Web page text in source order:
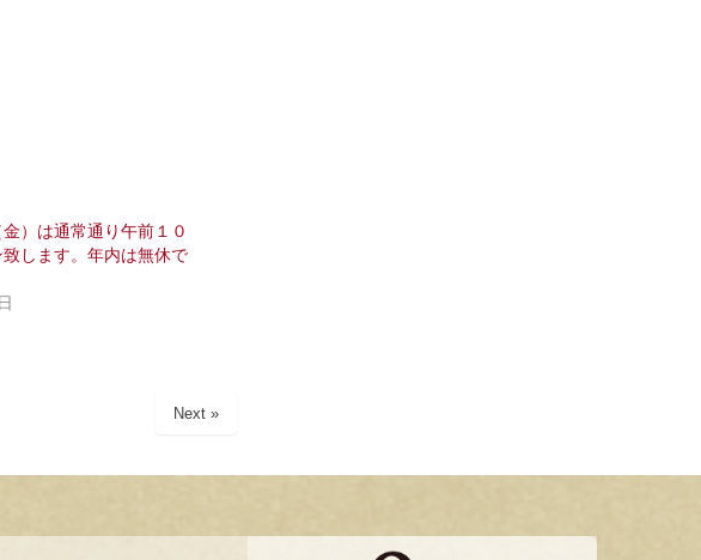
）は通常通り午前１０
します。年内は無休で
Next »